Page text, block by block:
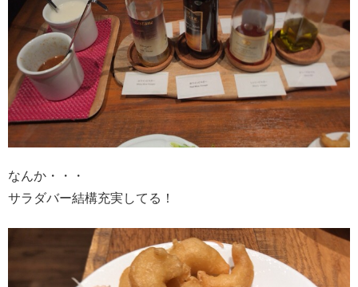
なんか・・・
サラダバー結構充実してる！